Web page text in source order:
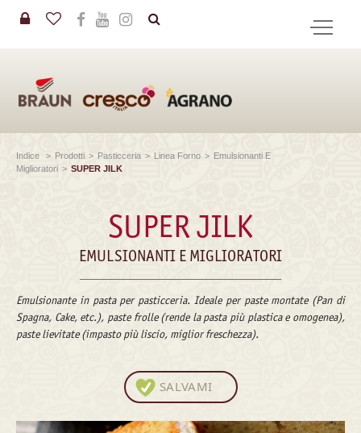
Indice > Prodotti > Pasticceria > Linea Forno > Emulsionanti E
Miglioratori > SUPER JILK
SUPER JILK
EMULSIONANTI E MIGLIORATORI
Emulsionante in pasta per pasticceria. Ideale per paste montate (Pan di
Spagna, Cake, etc.), paste frolle (rende la pasta più plastica e omogenea),
paste lievitate (impasto più liscio, miglior freschezza).
SALVAMI